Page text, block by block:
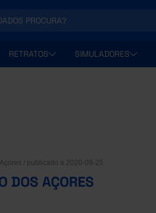
RETRATOS SIMULADORES
/ publicado a 2020-09-25
DOS AÇORES